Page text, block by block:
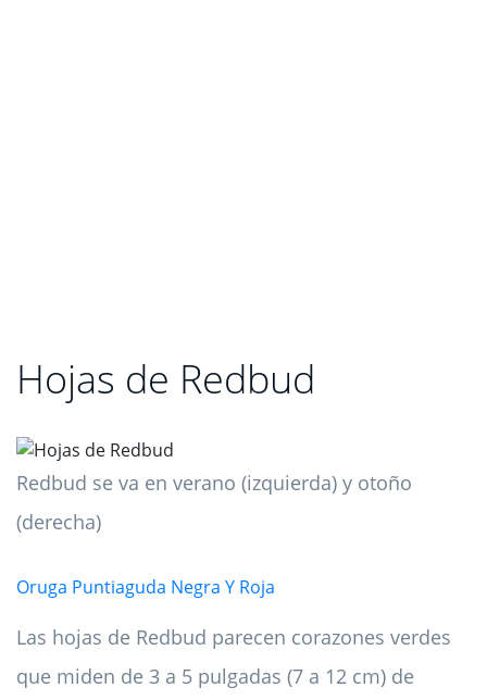
Hojas de Redbud
Redbud se va en verano (izquierda) y otoño
(derecha)
Oruga Puntiaguda Negra Y Roja
Las hojas de Redbud parecen corazones verdes
que miden de 3 a 5 pulgadas (7 a 12 cm) de